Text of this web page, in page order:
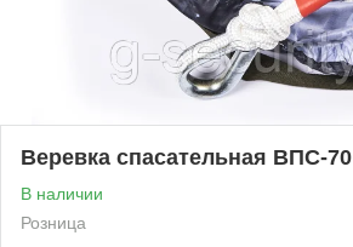
Веревка спасательная ВПС-70
В наличии
Розница